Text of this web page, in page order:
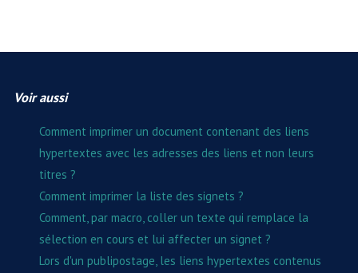
Voir aussi
Comment imprimer un document contenant des liens
hypertextes avec les adresses des liens et non leurs
titres ?
Comment imprimer la liste des signets ?
Comment, par macro, coller un texte qui remplace la
sélection en cours et lui affecter un signet ?
Lors d'un publipostage, les liens hypertextes contenus